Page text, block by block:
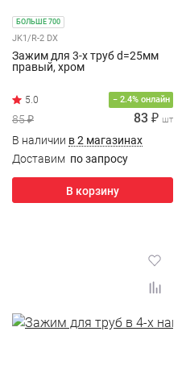
БОЛЬШЕ 700
JK1/R-2 DX
Зажим для 3-х труб d=25мм
правый, хром
− 2.4% онлайн
85 ₽ 83 ₽ шт
В наличии в 2 магазинах
Доставим по запросу
В корзину